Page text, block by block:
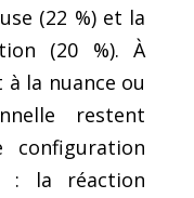
(22 %) et la
(20 %). À
à la nuance ou
restent
configuration
: la réaction